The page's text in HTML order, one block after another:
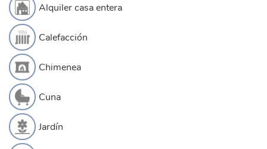
Alquiler casa entera
Calefacción
Chimenea
Cuna
Jardín